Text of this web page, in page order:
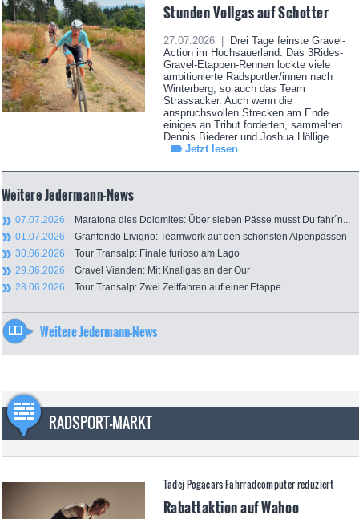
Stunden Vollgas auf Schotter
27.07.2026 |
Drei Tage feinste Gravel-
Action im Hochsauerland: Das 3Rides-
Gravel-Etappen-Rennen lockte viele
ambitionierte Radsportler/innen nach
Winterberg, so auch das Team
Strassacker. Auch wenn die
anspruchsvollen Strecken am Ende
einiges an Tribut forderten, sammelten
Dennis Biederer und Joshua Höllige...
Jetzt lesen
Weitere Jedermann-News
07.07.2026 Maratona dles Dolomites: Über sieben Pässe musst Du fahr´n...
01.07.2026 Granfondo Livigno: Teamwork auf den schönsten Alpenpässen
30.06.2026 Tour Transalp: Finale furioso am Lago
29.06.2026 Gravel Vianden: Mit Knallgas an der Our
28.06.2026 Tour Transalp: Zwei Zeitfahren auf einer Etappe
Weitere Jedermann-News
RADSPORT-MARKT
Tadej Pogacars Fahrradcomputer reduziert
Rabattaktion auf Wahoo